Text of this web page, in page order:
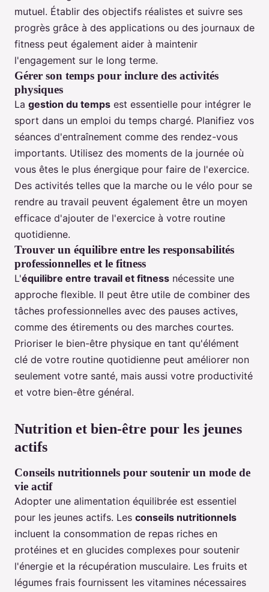
mutuel. Établir des objectifs réalistes et suivre ses
progrès grâce à des applications ou des journaux de
fitness peut également aider à maintenir
l'engagement sur le long terme.
Gérer son temps pour inclure des activités
physiques
La gestion du temps est essentielle pour intégrer le
sport dans un emploi du temps chargé. Planifiez vos
séances d'entraînement comme des rendez-vous
importants. Utilisez des moments de la journée où
vous êtes le plus énergique pour faire de l'exercice.
Des activités telles que la marche ou le vélo pour se
rendre au travail peuvent également être un moyen
efficace d'ajouter de l'exercice à votre routine
quotidienne.
Trouver un équilibre entre les responsabilités
professionnelles et le fitness
L'équilibre entre travail et fitness nécessite une
approche flexible. Il peut être utile de combiner des
tâches professionnelles avec des pauses actives,
comme des étirements ou des marches courtes.
Prioriser le bien-être physique en tant qu'élément
clé de votre routine quotidienne peut améliorer non
seulement votre santé, mais aussi votre productivité
et votre bien-être général.
Nutrition et bien-être pour les jeunes
actifs
Conseils nutritionnels pour soutenir un mode de
vie actif
Adopter une alimentation équilibrée est essentiel
pour les jeunes actifs. Les conseils nutritionnels
incluent la consommation de repas riches en
protéines et en glucides complexes pour soutenir
l'énergie et la récupération musculaire. Les fruits et
légumes frais fournissent les vitamines nécessaires